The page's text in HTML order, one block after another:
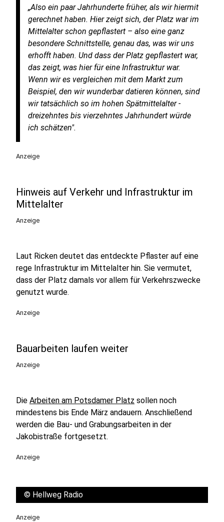
„Also ein paar Jahrhunderte früher, als wir hiermit
gerechnet haben. Hier zeigt sich, der Platz war im
Mittelalter schon gepflastert – also eine ganz
besondere Schnittstelle, genau das, was wir uns
erhofft haben. Und dass der Platz gepflastert war,
das zeigt, was hier für eine Infrastruktur war.
Wenn wir es vergleichen mit dem Markt zum
Beispiel, den wir wunderbar datieren können, sind
wir tatsächlich so im hohen Spätmittelalter -
dreizehntes bis vierzehntes Jahrhundert würde
ich schätzen".
Anzeige
Hinweis auf Verkehr und Infrastruktur im
Mittelalter
Anzeige
Laut Ricken deutet das entdeckte Pflaster auf eine
rege Infrastruktur im Mittelalter hin. Sie vermutet,
dass der Platz damals vor allem für Verkehrszwecke
genutzt wurde.
Anzeige
Bauarbeiten laufen weiter
Anzeige
Die Arbeiten am Potsdamer Platz sollen noch
mindestens bis Ende März andauern. Anschließend
werden die Bau- und Grabungsarbeiten in der
Jakobistraße fortgesetzt.
Anzeige
© Hellweg Radio
Anzeige